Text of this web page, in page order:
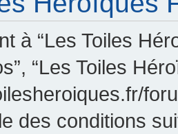
à “Les Toiles
“Les Toiles
des conditions